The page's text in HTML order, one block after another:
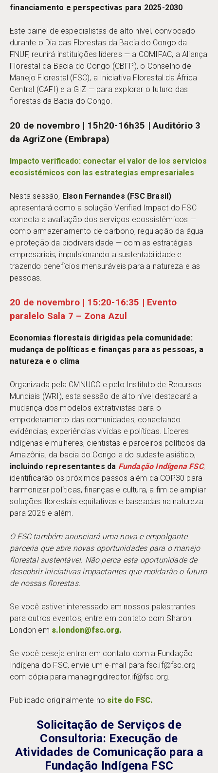
financiamento e perspectivas para 2025-2030
Este painel de especialistas de alto nível, convocado
durante o Dia das Florestas da Bacia do Congo da
FNUF, reunirá instituições líderes — a COMIFAC, a Aliança
Florestal da Bacia do Congo (CBFP), o Conselho de
Manejo Florestal (FSC), a Iniciativa Florestal da África
Central (CAFI) e a GIZ — para explorar o futuro das
florestas da Bacia do Congo.
20 de novembro | 15h20-16h35 | Auditório 3
da AgriZone (Embrapa)
Impacto verificado: conectar el valor de los servicios
ecosistémicos con las estrategias empresariales
Nesta sessão, Elson Fernandes (FSC Brasil)
apresentará como a solução Verified Impact do FSC
conecta a avaliação dos serviços ecossistêmicos —
como armazenamento de carbono, regulação da água
e proteção da biodiversidade — com as estratégias
empresariais, impulsionando a sustentabilidade e
trazendo benefícios mensuráveis para a natureza e as
pessoas.
20 de novembro | 15:20-16:35 | Evento
paralelo Sala 7 – Zona Azul
Economias florestais dirigidas pela comunidade:
mudança de políticas e finanças para as pessoas, a
natureza e o clima
Organizada pela CMNUCC e pelo Instituto de Recursos
Mundiais (WRI), esta sessão de alto nível destacará a
mudança dos modelos extrativistas para o
empoderamento das comunidades, conectando
evidências, experiências vividas e políticas. Líderes
indígenas e mulheres, cientistas e parceiros políticos da
Amazônia, da bacia do Congo e do sudeste asiático,
incluindo representantes da Fundação Indígena FSC,
identificarão os próximos passos além da COP30 para
harmonizar políticas, finanças e cultura, a fim de ampliar
soluções florestais equitativas e baseadas na natureza
para 2026 e além.
O FSC também anunciará uma nova e empolgante
parceria que abre novas oportunidades para o manejo
florestal sustentável. Não perca esta oportunidade de
descobrir iniciativas impactantes que moldarão o futuro
de nossas florestas.
Se você estiver interessado em nossos palestrantes
para outros eventos, entre em contato com Sharon
London em s.london@fsc.org.
Se você deseja entrar em contato com a Fundação
Indígena do FSC, envie um e-mail para fsc.if@fsc.org
com cópia para managingdirector.if@fsc.org.
Publicado originalmente no site do FSC.
Solicitação de Serviços de
Consultoria: Execução de
Atividades de Comunicação para a
Fundação Indígena FSC